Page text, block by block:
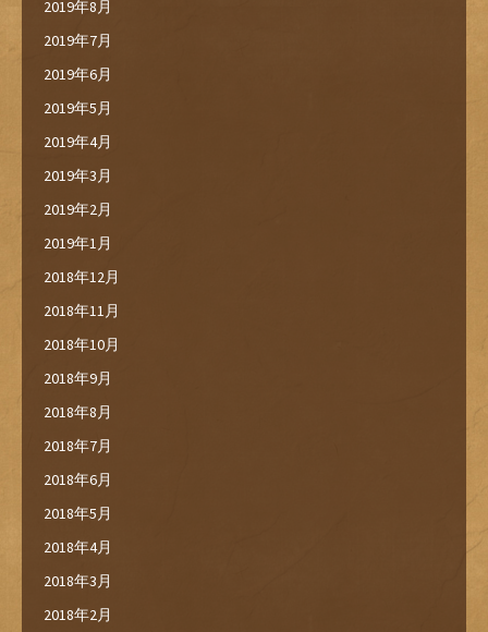
2019年8月
2019年7月
2019年6月
2019年5月
2019年4月
2019年3月
2019年2月
2019年1月
2018年12月
2018年11月
2018年10月
2018年9月
2018年8月
2018年7月
2018年6月
2018年5月
2018年4月
2018年3月
2018年2月